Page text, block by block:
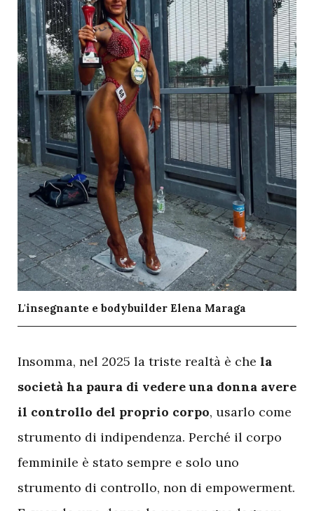
L'insegnante e bodybuilder Elena Maraga
Insomma, nel 2025 la triste realtà è che la
società ha paura di vedere una donna avere
il controllo del proprio corpo, usarlo come
strumento di indipendenza. Perché il corpo
femminile è stato sempre e solo uno
strumento di controllo, non di empowerment.